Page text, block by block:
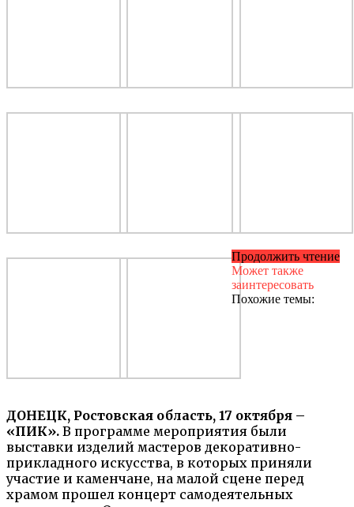
ДОНЕЦК, Ростовская область, 17 октября –
«ПИК». В программе мероприятия были
выставки изделий мастеров декоративно-
прикладного искусства, в которых приняли
участие и каменчане, на малой сцене перед
храмом прошел концерт самодеятельных
Продолжить чтение
Может также
заинтересовать
Похожие темы: